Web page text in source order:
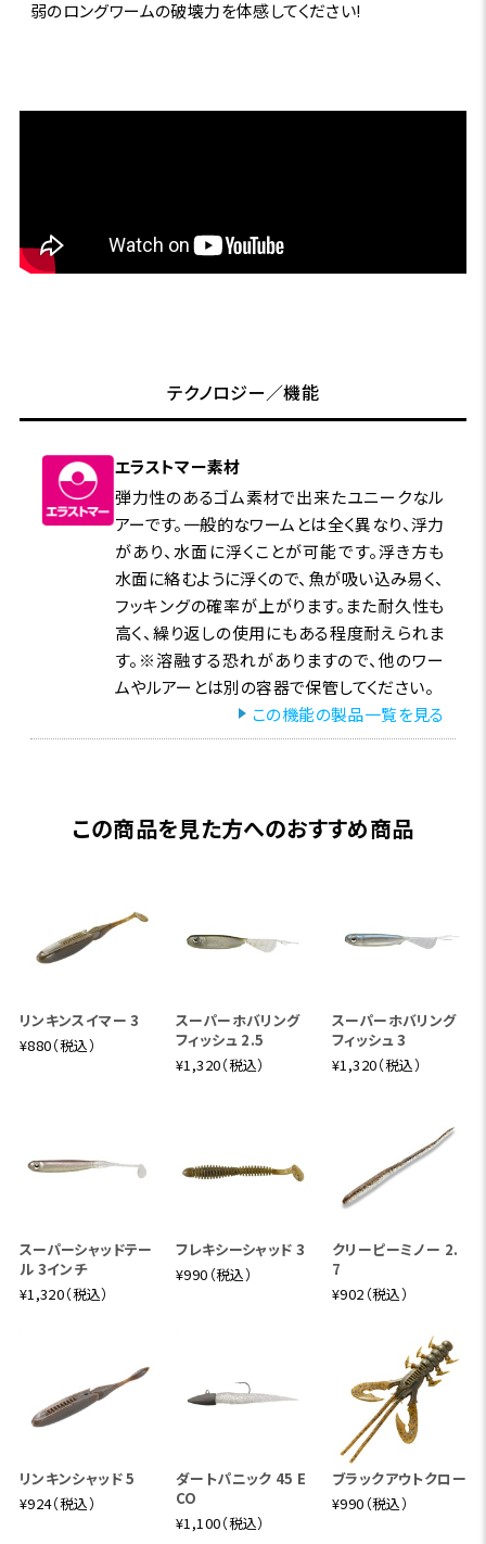
弱のロングワームの破壊力を体感してください!
テクノロジー／機能
エラストマー素材
弾力性のあるゴム素材で出来たユニークなル
アーです。一般的なワームとは全く異なり、浮力
があり、水面に浮くことが可能です。浮き方も
水面に絡むように浮くので、魚が吸い込み易く、
フッキングの確率が上がります。また耐久性も
高く、繰り返しの使用にもある程度耐えられま
す。※溶融する恐れがありますので、他のワー
ムやルアーとは別の容器で保管してください。
この機能の製品一覧を見る
この商品を見た方へのおすすめ商品
リンキンスイマー 3
¥880（税込）
スーパーホバリング
フィッシュ 2.5
¥1,320（税込）
スーパーホバリング
フィッシュ 3
¥1,320（税込）
スーパーシャッドテー
ル 3インチ
¥1,320（税込）
フレキシーシャッド 3
¥990（税込）
クリーピーミノー 2.
7
¥902（税込）
リンキンシャッド 5
¥924（税込）
ダートパニック 45 E
CO
¥1,100（税込）
ブラックアウトクロー
¥990（税込）